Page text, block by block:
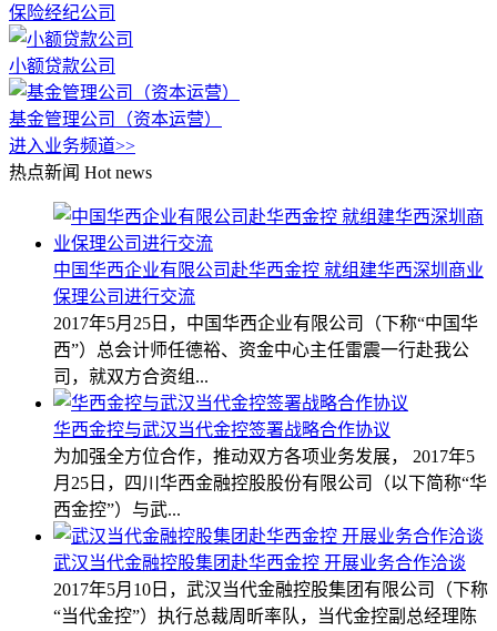
保险经纪公司
小额贷款公司
基金管理公司（资本运营）
进入业务频道>>
热点新闻 Hot news
中国华西企业有限公司赴华西金控 就组建华西深圳商业
保理公司进行交流
2017年5月25日，中国华西企业有限公司（下称“中国华
西”）总会计师任德裕、资金中心主任雷震一行赴我公
司，就双方合资组...
华西金控与武汉当代金控签署战略合作协议
为加强全方位合作，推动双方各项业务发展， 2017年5
月25日，四川华西金融控股股份有限公司（以下简称“华
西金控”）与武...
武汉当代金融控股集团赴华西金控 开展业务合作洽谈
2017年5月10日，武汉当代金融控股集团有限公司（下称
“当代金控”）执行总裁周昕率队，当代金控副总经理陈